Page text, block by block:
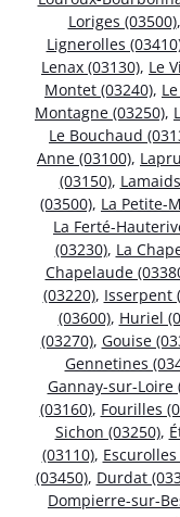
Loriges (03500),
Lignerolles
Lenax (03130), Le
Montet (03240),
Montagne (03250),
Le Bouchaud
Anne (03100),
(03150),
(03500), La Petite-
La Ferté-
(03230), La
Chapelaude
(03220), Isserpent
(03600), Huriel
(03270), Gouise
Gennetines
Gannay-sur-Loire
(03160), Fourilles
Sichon (03250),
(03110), Escurolles
(03450), Durdat
Dompierre-sur-